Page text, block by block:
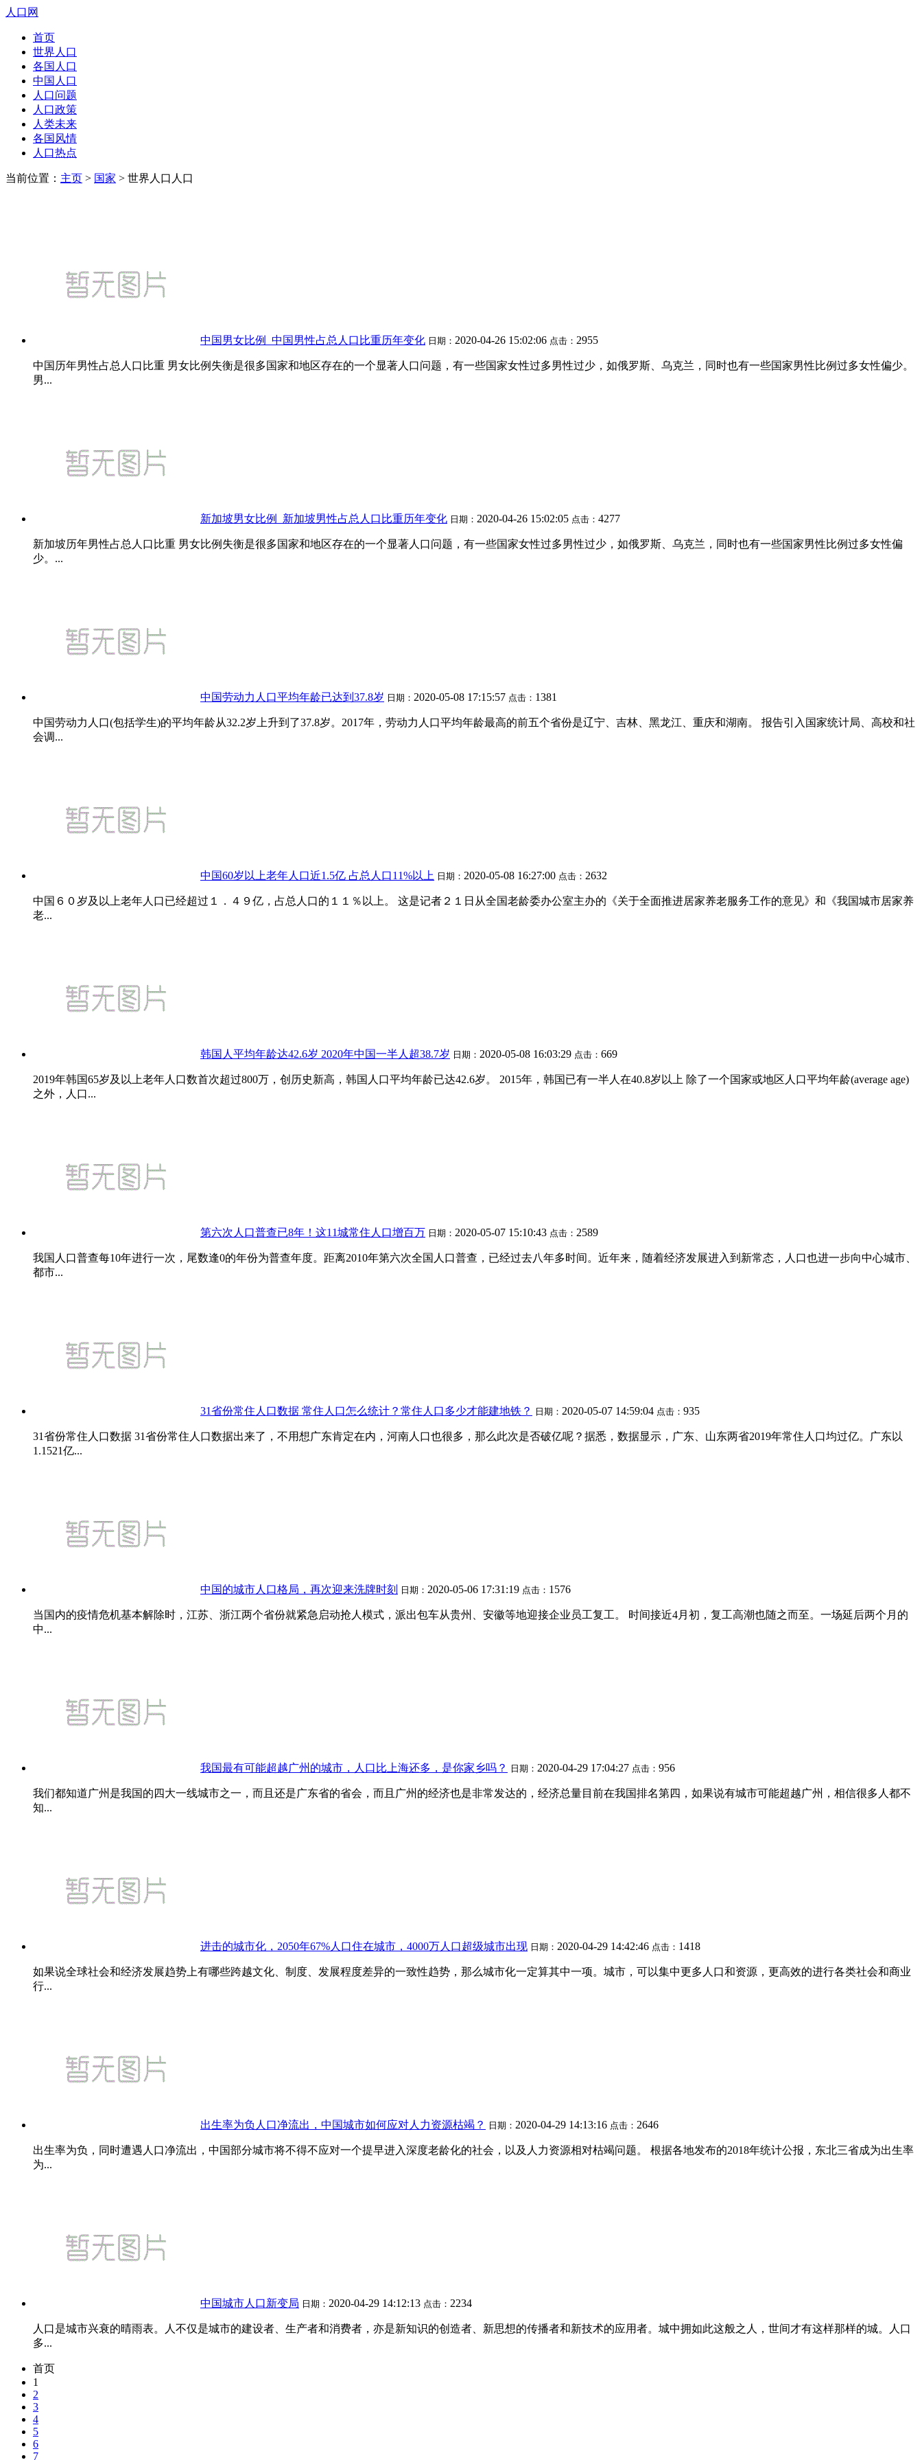
人口网
首页
世界人口
各国人口
中国人口
人口问题
人口政策
人类未来
各国风情
人口热点
当前位置： 主页 > 国家 > 世界人口人口
中国男女比例_中国男性占总人口比重历年变化 日期： 2020-04-26 15:02:06 点击： 2955
中国历年男性占总人口比重 男女比例失衡是很多国家和地区存在的一个显著人口问题，有一些国家女性过多男性过少，如俄罗斯、乌克兰，同时也有一些国家男性比例过多女性偏少。
男...
新加坡男女比例_新加坡男性占总人口比重历年变化 日期： 2020-04-26 15:02:05 点击： 4277
新加坡历年男性占总人口比重 男女比例失衡是很多国家和地区存在的一个显著人口问题，有一些国家女性过多男性过少，如俄罗斯、乌克兰，同时也有一些国家男性比例过多女性偏
少。...
中国劳动力人口平均年龄已达到37.8岁 日期： 2020-05-08 17:15:57 点击： 1381
中国劳动力人口(包括学生)的平均年龄从32.2岁上升到了37.8岁。2017年，劳动力人口平均年龄最高的前五个省份是辽宁、吉林、黑龙江、重庆和湖南。 报告引入国家统计局、高校和社
会调...
中国60岁以上老年人口近1.5亿 占总人口11%以上 日期： 2020-05-08 16:27:00 点击： 2632
中国６０岁及以上老年人口已经超过１．４９亿，占总人口的１１％以上。 这是记者２１日从全国老龄委办公室主办的《关于全面推进居家养老服务工作的意见》和《我国城市居家养
老...
韩国人平均年龄达42.6岁 2020年中国一半人超38.7岁 日期： 2020-05-08 16:03:29 点击： 669
2019年韩国65岁及以上老年人口数首次超过800万，创历史新高，韩国人口平均年龄已达42.6岁。 2015年，韩国已有一半人在40.8岁以上 除了一个国家或地区人口平均年龄(average age)
之外，人口...
第六次人口普查已8年！这11城常住人口增百万 日期： 2020-05-07 15:10:43 点击： 2589
我国人口普查每10年进行一次，尾数逢0的年份为普查年度。距离2010年第六次全国人口普查，已经过去八年多时间。近年来，随着经济发展进入到新常态，人口也进一步向中心城市、
都市...
31省份常住人口数据 常住人口怎么统计？常住人口多少才能建地铁？ 日期： 2020-05-07 14:59:04 点击： 935
31省份常住人口数据 31省份常住人口数据出来了，不用想广东肯定在内，河南人口也很多，那么此次是否破亿呢？据悉，数据显示，广东、山东两省2019年常住人口均过亿。广东以
1.1521亿...
中国的城市人口格局，再次迎来洗牌时刻 日期： 2020-05-06 17:31:19 点击： 1576
当国内的疫情危机基本解除时，江苏、浙江两个省份就紧急启动抢人模式，派出包车从贵州、安徽等地迎接企业员工复工。 时间接近4月初，复工高潮也随之而至。一场延后两个月的
中...
我国最有可能超越广州的城市，人口比上海还多，是你家乡吗？ 日期： 2020-04-29 17:04:27 点击： 956
我们都知道广州是我国的四大一线城市之一，而且还是广东省的省会，而且广州的经济也是非常发达的，经济总量目前在我国排名第四，如果说有城市可能超越广州，相信很多人都不
知...
进击的城市化，2050年67%人口住在城市，4000万人口超级城市出现 日期： 2020-04-29 14:42:46 点击： 1418
如果说全球社会和经济发展趋势上有哪些跨越文化、制度、发展程度差异的一致性趋势，那么城市化一定算其中一项。城市，可以集中更多人口和资源，更高效的进行各类社会和商业
行...
出生率为负人口净流出，中国城市如何应对人力资源枯竭？ 日期： 2020-04-29 14:13:16 点击： 2646
出生率为负，同时遭遇人口净流出，中国部分城市将不得不应对一个提早进入深度老龄化的社会，以及人力资源相对枯竭问题。 根据各地发布的2018年统计公报，东北三省成为出生率
为...
中国城市人口新变局 日期： 2020-04-29 14:12:13 点击： 2234
人口是城市兴衰的晴雨表。人不仅是城市的建设者、生产者和消费者，亦是新知识的创造者、新思想的传播者和新技术的应用者。城中拥如此这般之人，世间才有这样那样的城。人口
多...
首页
1
2
3
4
5
6
7